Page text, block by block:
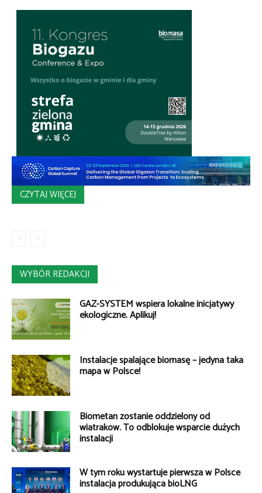
CZYTAJ WIĘCEJ
WYBÓR REDAKCJI
GAZ-SYSTEM wspiera lokalne inicjatywy
ekologiczne. Aplikuj!
Instalacje spalające biomasę – jedyna taka
mapa w Polsce!
Biometan zostanie oddzielony od
wiatraków. To odblokuje wsparcie dużych
instalacji
W tym roku wystartuje pierwsza w Polsce
instalacja produkująca bioLNG